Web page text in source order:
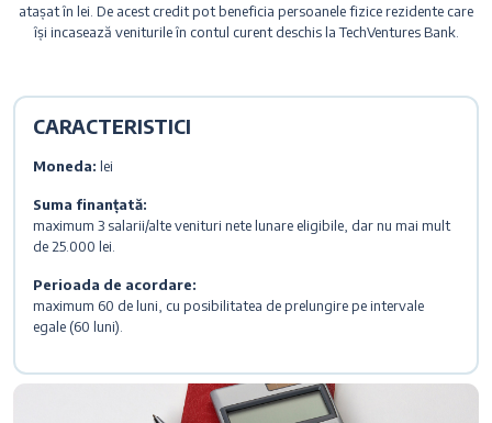
atașat în lei. De acest credit pot beneficia persoanele fizice rezidente care
își incasează veniturile în contul curent deschis la TechVentures Bank.
CARACTERISTICI
Moneda: lei
Suma finanțată:
maximum 3 salarii/alte venituri nete lunare eligibile, dar nu mai mult
de 25.000 lei.
Perioada de acordare:
maximum 60 de luni, cu posibilitatea de prelungire pe intervale
egale (60 luni).